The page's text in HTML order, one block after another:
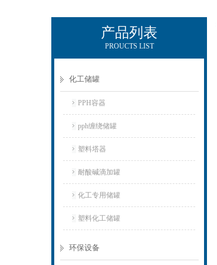
产品列表
PROUCTS LIST
化工储罐
PPH容器
pph缠绕储罐
塑料塔器
耐酸碱滴加罐
化工专用储罐
塑料化工储罐
环保设备